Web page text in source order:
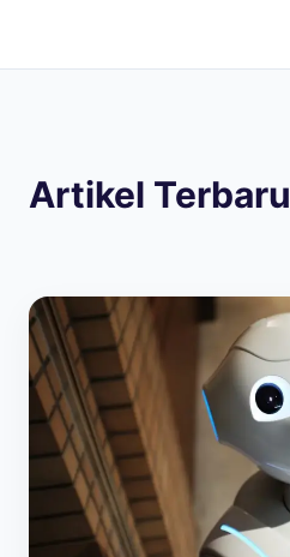
Artikel Terbaru